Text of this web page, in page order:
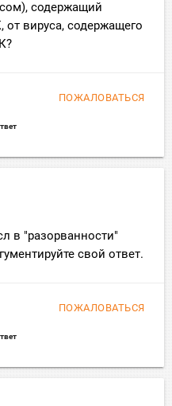
содержащий
вируса, содержащего
ПОЖАЛОВАТЬСЯ
в "разорванности"
свой ответ.
ПОЖАЛОВАТЬСЯ